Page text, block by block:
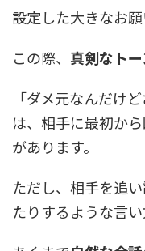
設定した大きなお願
この際、 真剣なト
「ダメ元なんだけ
は、相手に最初か
があります。
ただし、相手を追
たりするような言